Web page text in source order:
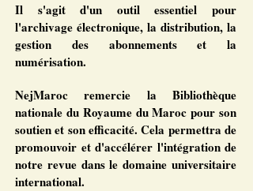
Il s'agit d'un outil essentiel pour
l'archivage électronique, la distribution, la
gestion des abonnements et la
numérisation.
NejMaroc remercie la Bibliothèque
nationale du Royaume du Maroc pour son
soutien et son efficacité. Cela permettra de
promouvoir et d'accélérer l'intégration de
notre revue dans le domaine universitaire
international.